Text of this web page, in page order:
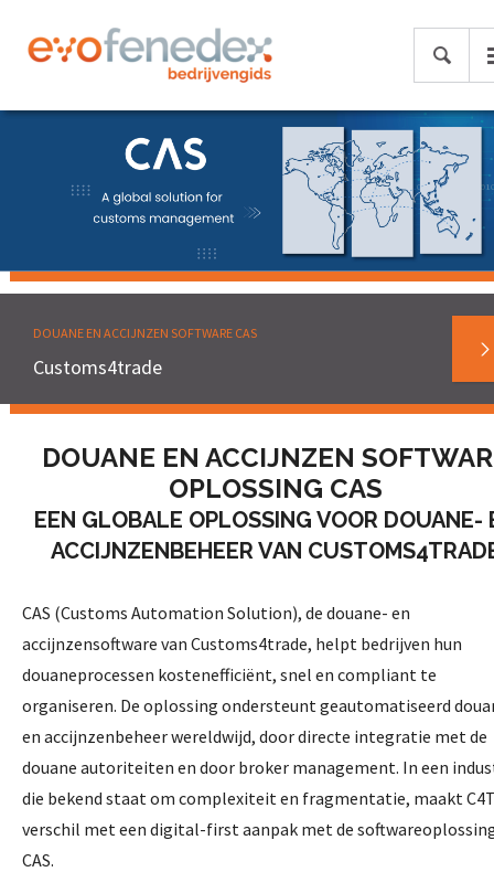
DOUANE EN ACCIJNZEN SOFTWARE CAS
Customs4trade
DOUANE EN ACCIJNZEN
OPLOSSING CAS
EEN GLOBALE OPLOSSING VOOR DOUANE-
ACCIJNZENBEHEER VAN
CAS (Customs Automation Solution), de douane- en
accijnzensoftware van Customs4trade, helpt bedrijven hun
douaneprocessen kostenefficiënt, snel en compliant te
organiseren. De oplossing ondersteunt geautomatiseerd
en accijnzenbeheer wereldwijd, door directe integratie met de
douane autoriteiten en door broker management. In een
die bekend staat om complexiteit en fragmentatie, maakt
verschil met een digital-first aanpak met de
CAS.